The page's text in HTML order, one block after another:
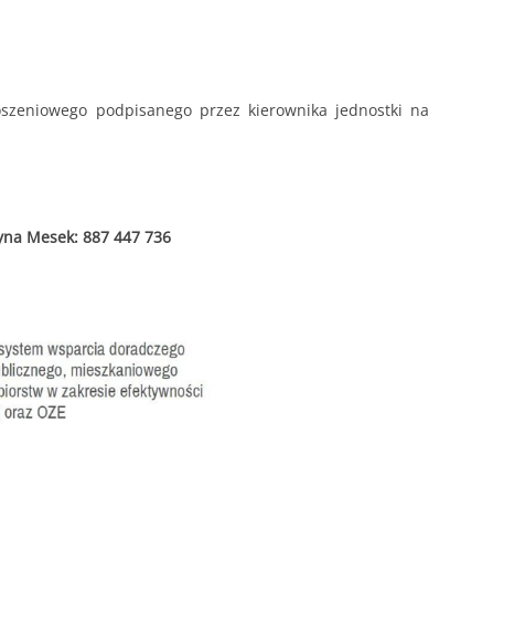
podpisanego przez kierownika jednostki na
Mesek: 887 447 736